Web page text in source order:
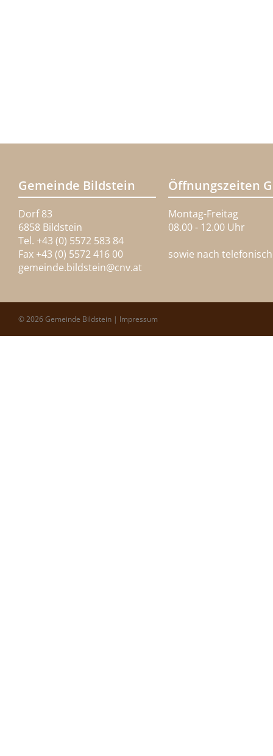
Gemeinde Bildstein
Dorf 83
6858 Bildstein
Tel. +43 (0) 5572 583 84
Fax +43 (0) 5572 416 00
gemeinde.bildstein@cnv.at
Öffnungszeiten
Montag-Freitag
08.00 - 12.00 Uhr
sowie nach
© 2026 Gemeinde Bildstein | Impressum